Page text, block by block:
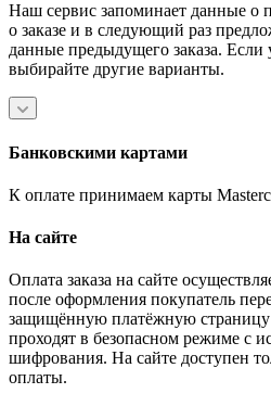
Наш сервис запоминает данные о
о заказе и в следующий раз
данные предыдущего заказа. Если
выбирайте другие варианты.
Банковскими картами
К оплате принимаем карты
На сайте
Оплата заказа на сайте
после оформления покупатель
защищённую платёжную страницу
проходят в безопасном режиме с
шифрования. На сайте доступен
оплаты.